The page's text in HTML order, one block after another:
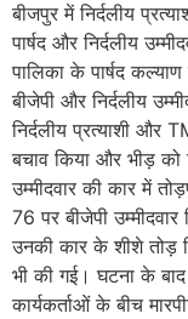
बीजपुर में निर्दलीय
पार्षद और निर्दलीय
पालिका के पार्षद
बीजेपी और निर्दलीय
निर्दलीय प्रत्याशी और
बचाव किया और भीड़
उम्मीदवार की कार में
76 पर बीजेपी
उनकी कार के शीशे तोड़
भी की गई। घटना के
कार्यकर्ताओं के बीच